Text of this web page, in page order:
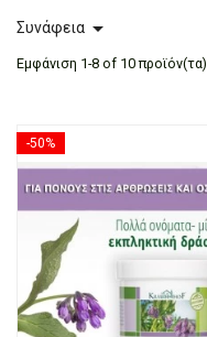
Συνάφεια 
Εμφάνιση 1-8 of 10 προϊόν(τα)
-50%